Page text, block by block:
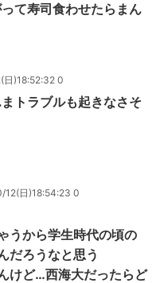
て寿司食わせたらまん
日)18:52:32 0
トラブルも起きなさそ
12(日)18:54:23 0
うから学生時代の頃の
だろうなと思う
けど…西海大だったらど